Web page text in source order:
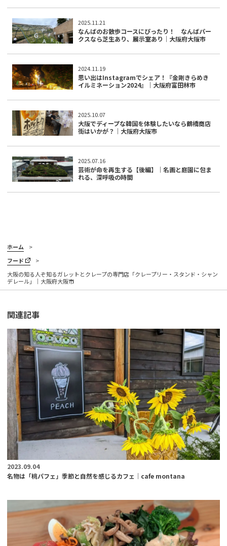
2025.11.21
なんばのお散歩コースにぴったり！ なんばパー
クスなら芝生あり、展示室あり｜大阪府大阪市
2024.11.19
思い出はInstagramでシェア！『金剛きらめき
イルミネーション2024』｜大阪府富田林市
2025.10.07
大阪でディープな韓国を体験したいなら鶴橋商店
街はいかが？｜大阪府大阪市
2025.07.16
芸術が命を再生する【後編】｜名画と庭園に包ま
れる、深呼吸の時間
ホーム
フード
大阪の知る人ぞ知るガレットとクレープの専門店「クレープリー・スタンド・シャン
デレール」｜大阪府大阪市
関連記事
2023.09.04
名物は「桃パフェ」季節と自然を感じるカフェ│cafe montana